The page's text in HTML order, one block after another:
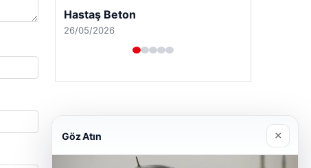
Prenses Night Club
29/04/2026
Göz Atın ×